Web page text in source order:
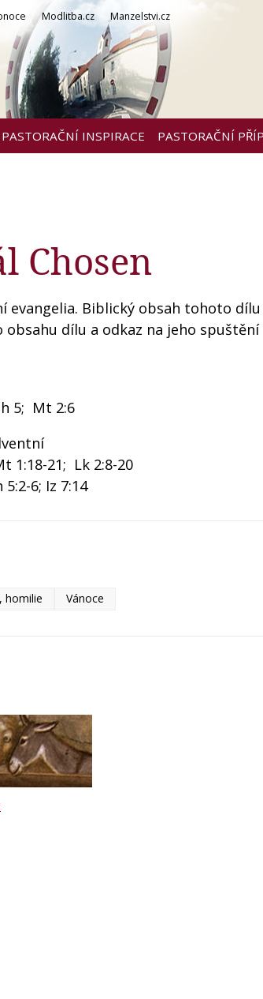
Modlitba.cz Manzelstvi.cz
PASTORAČNÍ INSPIRACE PASTORAČNÍ
Chosen
evangelia. Biblický obsah tohoto
dílu a odkaz na jeho spuštění
5; Mt 2:6
1:18-21; Lk 2:8-20
6; Iz 7:14
homilie Vánoce